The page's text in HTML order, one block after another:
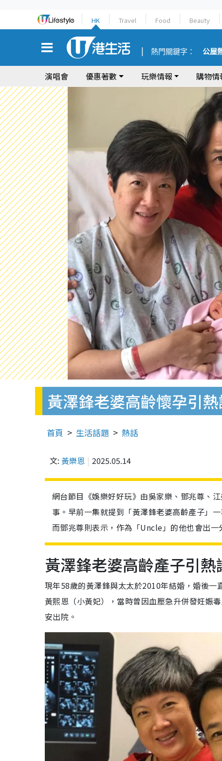
HK Travel Food Beauty
熱門關鍵字： 公屋
演唱會 優惠著數 玩樂情報 購物情
黃澤鋒老婆高齡懷孕引
首頁 生活話題 熱話
文: 黃樂恩 2025.05.14
網台節目《娛樂好好玩》由吳家樂、鄧兆尊、
事。早前一集就提到「黃澤鋒老婆高齡產子」
而鄧兆尊則表示，作為「Uncle」的他也會出一
黃澤鋒老婆高齡產子引熱
現年58歲的黃澤鋒與太太於2010年結婚，婚後
黃熙恩（小黃妃），當時曾因血壓急升併發妊娠
安出院。